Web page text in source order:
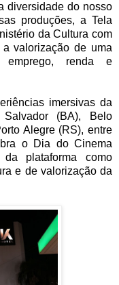
diversidade do nosso
produções, a Tela
da Cultura com
valorização de uma
emprego, renda e
imersivas da
(BA), Belo
Alegre (RS), entre
o Dia do Cinema
plataforma como
e de valorização da